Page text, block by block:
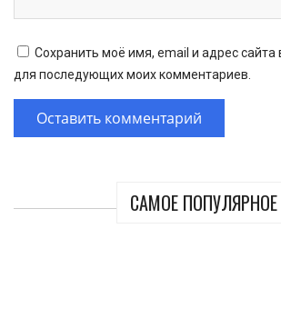
САМОЕ ПОПУЛЯРНОЕ
Сохранить моё имя, email и адрес сайта
для последующих моих комментариев.